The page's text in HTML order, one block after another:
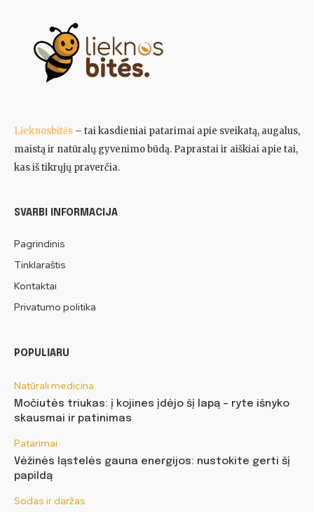
Lieknosbitės – tai kasdieniai patarimai apie sveikatą, augalus,
maistą ir natūralų gyvenimo būdą. Paprastai ir aiškiai apie tai,
kas iš tikrųjų praverčia.
SVARBI INFORMACIJA
Pagrindinis
Tinklaraštis
Kontaktai
Privatumo politika
POPULIARU
Natūrali medicina
Močiutės triukas: į kojines įdėjo šį lapą – ryte išnyko
skausmai ir patinimas
Patarimai
Vėžinės ląstelės gauna energijos: nustokite gerti šį
papildą
Sodas ir daržas